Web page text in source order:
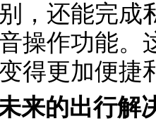
，还能完成
操作功能。
得更加便捷
来的出行解